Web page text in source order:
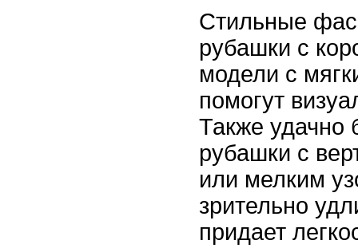
Стильные
рубашки с
модели с
помогут
Также удачно
рубашки с
или мелким
зрительно
придает